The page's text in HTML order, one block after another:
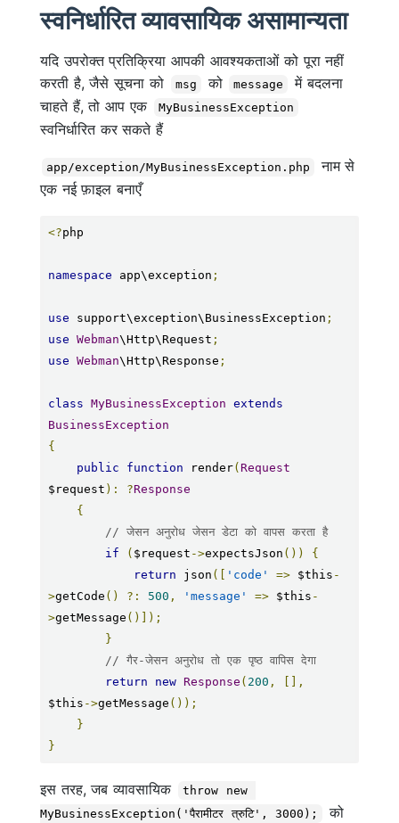
स्वनिर्धारित व्यावसायिक असामान्यता
यदि उपरोक्त प्रतिक्रिया आपकी आवश्यकताओं को पूरा नहीं
करती है, जैसे सूचना को
msg को message
में बदलना
चाहते हैं, तो आप एक
MyBusinessException
स्वनिर्धारित कर सकते हैं
app/exception/MyBusinessException.php
नाम से
एक नई फ़ाइल बनाएँ
<?php
namespace app\exception ;
use support\exception\BusinessException ;
use Webman\Http\Request ;
use Webman\Http\Response ;
class MyBusinessException extends
BusinessException
{
public
function render( Request
$request ): ?Response
{
// जेसन अनुरोध जेसन डेटा को वापस करता है
if
( $request ->expectsJson ())
{
return json ([ 'code' => $this -
>getCode () ?: 500 , 'message' => $this -
>getMessage ()]);
}
// गैर-जेसन अनुरोध तो एक पृष्ठ वापिस देगा
return
new Response ( 200 ,
[],
$this ->getMessage ());
}
}
इस तरह, जब व्यावसायिक
throw new
MyBusinessException('पैरामीटर त्रुटि', 3000);
को